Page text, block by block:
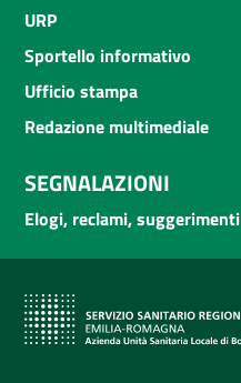
URP
Sportello informativo
Ufficio stampa
Redazione multimediale
SEGNALAZIONI
Elogi, reclami, suggerimenti